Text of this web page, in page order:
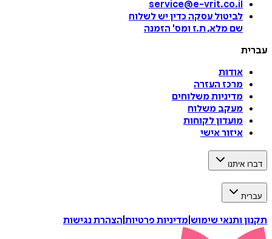
service@e-vrit.co.il
לביטול עסקה כדין יש לשלוח
שם מלא, ת.ז ומס' הזמנה
עברית
אודות
מרכז העזרה
מדיניות משלוחים
מעקב משלוח
מועדון לקוחות
איזור אישי
דברו איתנו
עברית
תקנון ותנאי שימוש מדיניות פרטיות הצהרת נגישות